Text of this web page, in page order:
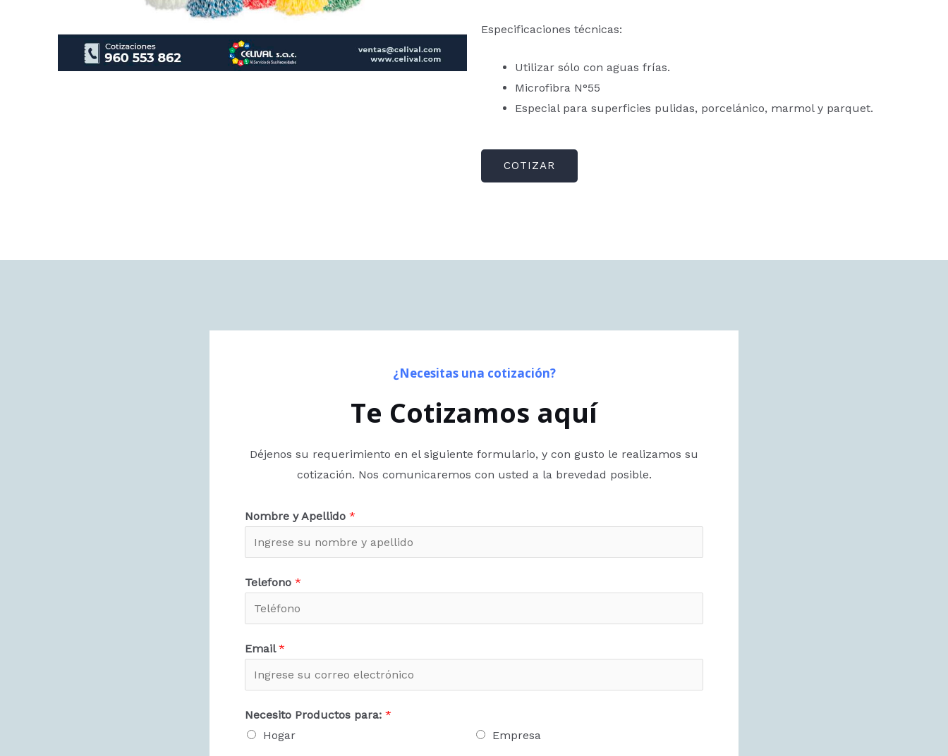
Especificaciones técnicas:
Utilizar sólo con aguas frías.
Microfibra N°55
Especial para superficies pulidas, porcelánico, marmol y parquet.
COTIZAR
¿Necesitas una cotización?
Te Cotizamos aquí
Déjenos su requerimiento en el siguiente formulario, y con gusto le realizamos su
cotización. Nos comunicaremos con usted a la brevedad posible.
Nombre y Apellido *
Telefono *
Email*
Necesito Productos para: *
Hogar
Empresa